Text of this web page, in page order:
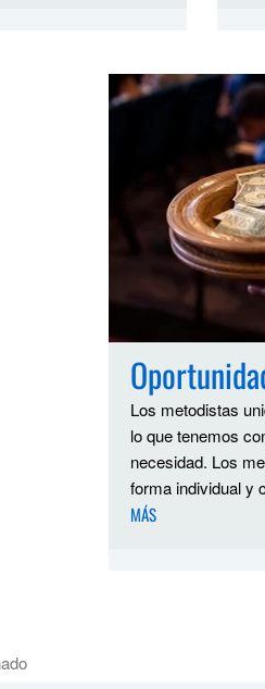
Los metodistas
lo que tenemos
necesidad. Los
forma individual y
MÁS